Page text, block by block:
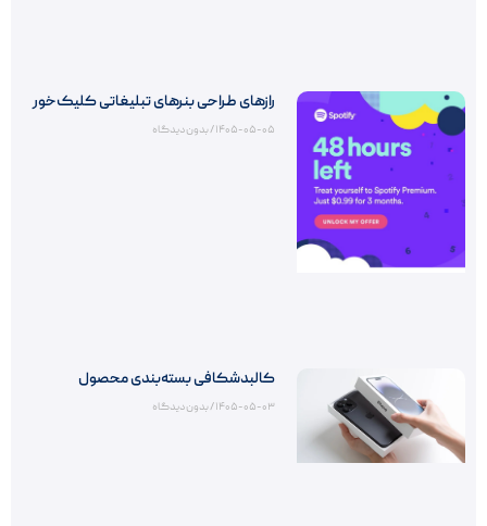
رازهای طراحی بنرهای تبلیغاتی کلیک‌خور
۱۴۰۵-۰۵-۰۵ بدون دیدگاه
کالبدشکافی بسته‌بندی محصول
۱۴۰۵-۰۵-۰۳ بدون دیدگاه